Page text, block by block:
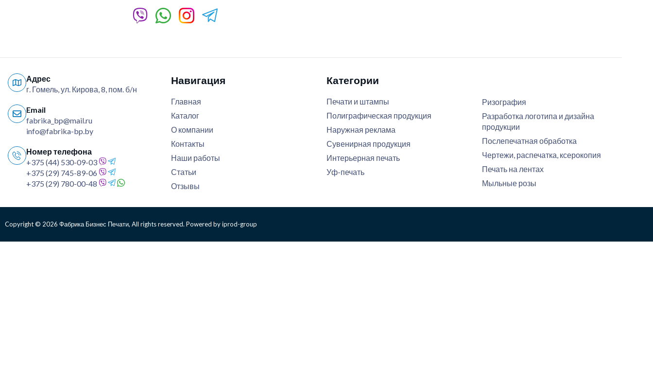
Адрес
г. Гомель, ул. Кирова, 8, пом. б/н
Email
fabrika_bp@mail.ru
info@fabrika-bp.by
Номер телефона
+375 (44) 530-09-03
+375 (29) 745-89-06
+375 (29) 780-00-48
Навигация
Главная
Каталог
О компании
Контакты
Наши работы
Статьи
Отзывы
Категории
Печати и штампы
Полиграфическая продукция
Наружная реклама
Сувенирная продукция
Интерьерная печать
Уф-печать
Ризография
Разработка логотипа и дизайна
продукции
Послепечатная обработка
Чертежи, распечатка, ксерокопия
Печать на лентах
Мыльные розы
Copyright © 2026 Фабрика Бизнес Печати, All rights reserved. Powered by iprod-group